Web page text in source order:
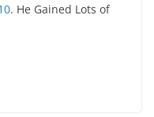
. He Gained Lots of